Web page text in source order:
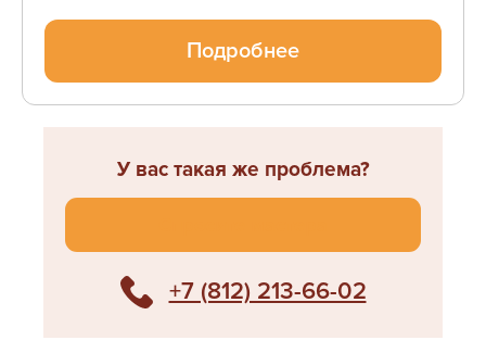
Подробнее
У вас такая же проблема?
+7 (812) 213-66-02